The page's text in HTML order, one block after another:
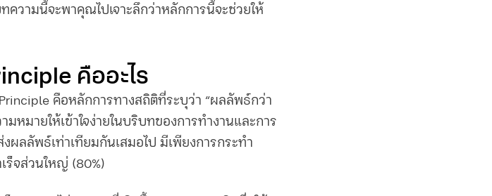
ความนี้จะพาคุณไปเจาะลึกว่าหลักการนี้จะช่วยให้
คืออะไร
คือหลักการทางสถิติที่ระบุว่า “ผลลัพธ์กว่า
มหมายให้เข้าใจง่ายในบริบทของการทำงานและการ
ผลลัพธ์เท่าเทียมกันเสมอไป มีเพียงการกระทำ
ร็จส่วนใหญ่ (80%)